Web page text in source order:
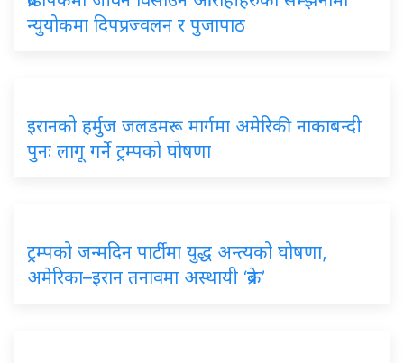
न्युयोकमा दिपप्रज्वलन र पुजापाठ
इरानको हर्मुज जलडमरू मार्गमा अमेरिकी नाकाबन्दी
पुनः लागू गर्ने ट्रम्पको घोषणा
ट्रम्पको जन्मदिन पार्टीमा युद्ध अन्त्यको घोषणा,
अमेरिका–इरान तनावमा अस्थायी ‘ब्रेक’